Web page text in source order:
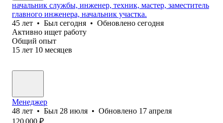
начальник службы, инженер, техник, мастер, заместитель
главного инженера, начальник участка.
45 лет • Был сегодня • Обновлено сегодня
Активно ищет работу
Общий опыт
15 лет 10 месяцев
Менеджер
48 лет • Был 28 июля • Обновлено 17 апреля
120 000 ₽